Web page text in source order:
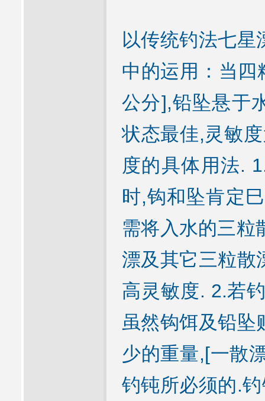
以传统钓法七
中的运用：当四
公分],铅坠悬于
状态最佳,灵敏
度的具体用法.
时,钩和坠肯定
需将入水的三粒
漂及其它三粒散
高灵敏度. 2.若
虽然钩饵及铅坠
少的重量,[一散
钓钝所必须的.